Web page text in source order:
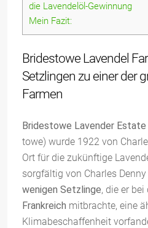
die Lavendelöl-Gewinnung
Mein Fazit:
Bridestowe Lavendel
Setzlingen zu einer der
Farmen
Bridestowe Lavender Estate
towe) wurde 1922 von
Ort für die zukünftige
sorgfältig von Charles
wenigen Setzlinge, die er bei
Frankreich mitbrachte, eine
Klimabeschaffenheit